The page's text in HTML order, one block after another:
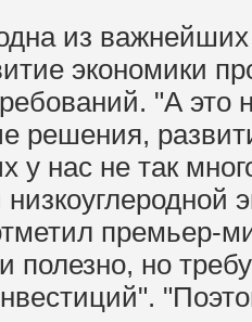
из
экономики
"А это
решения,
у нас не так
премьер-
полезно, но